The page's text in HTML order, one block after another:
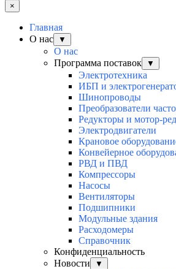
×
Главная
О нас
▼
О нас
Программа поставок
▼
Электротехника
ИБП и
Шинопроводы
Преобразователи
Редукторы и мотор-
Электродвигатели
Крановое
Конвейерное
РВД и ПВД
Компрессоры
Насосы
Вентиляторы
Подшипники
Модульные здания
Расходомеры
Справочник
Конфиденциальность
Новости
▼